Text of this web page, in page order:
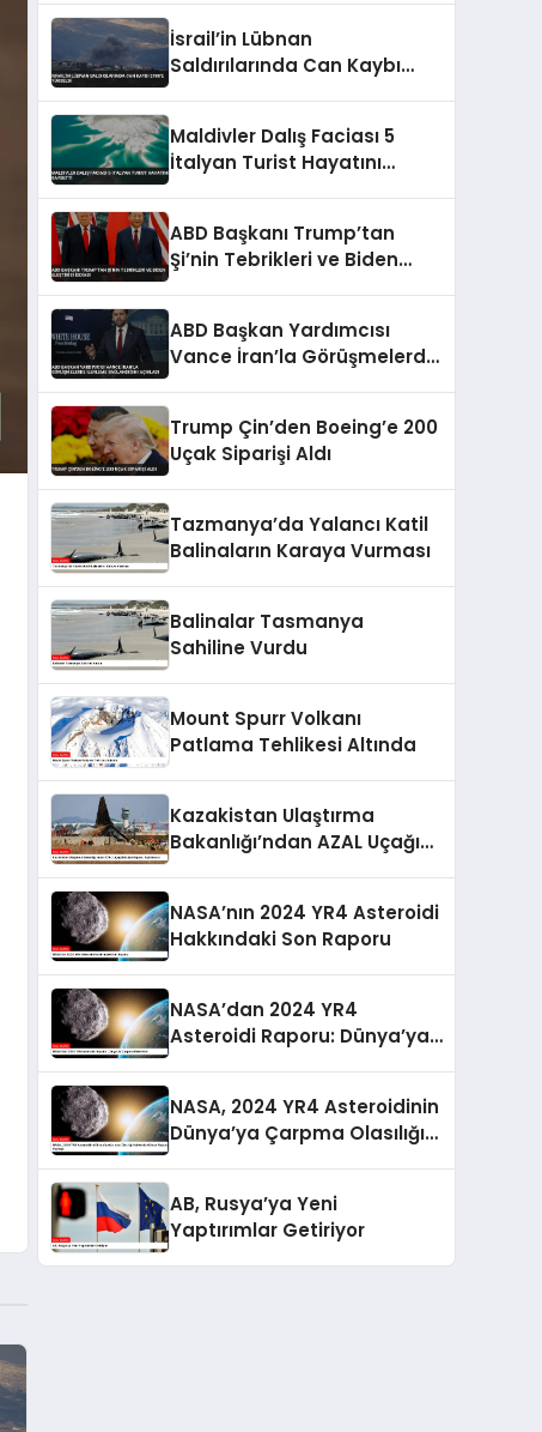
İsrail’in Lübnan
Saldırılarında Can Kaybı
Maldivler Dalış Faciası 5
İtalyan Turist Hayatını
ABD Başkanı Trump’tan
Şi’nin Tebrikleri ve Biden
ABD Başkan Yardımcısı
Vance İran’la Görüşmelerde
Trump Çin’den Boeing’e 200
Uçak Siparişi Aldı
Tazmanya’da Yalancı Katil
Balinaların Karaya Vurması
Balinalar Tasmanya
Sahiline Vurdu
Mount Spurr Volkanı
Patlama Tehlikesi Altında
Kazakistan Ulaştırma
Bakanlığı’ndan AZAL Uçağı
NASA’nın 2024 YR4 Asteroidi
Hakkındaki Son Raporu
NASA’dan 2024 YR4
Asteroidi Raporu: Dünya’ya
NASA, 2024 YR4 Asteroidinin
Dünya’ya Çarpma Olasılığı
AB, Rusya’ya Yeni
Yaptırımlar Getiriyor